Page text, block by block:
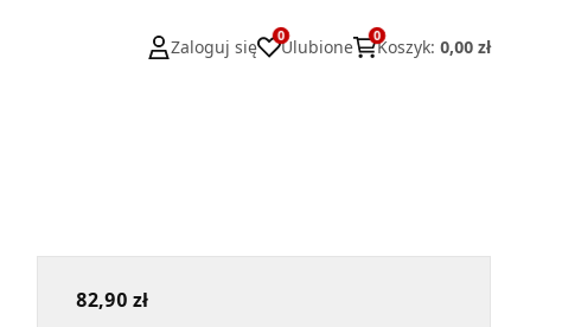
Zaloguj się
0
Ulubione
0
Koszyk: 0,00 zł
82,90 zł